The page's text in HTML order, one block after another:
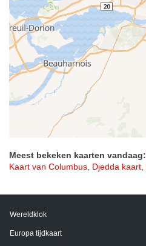
Meest bekeken kaarten vandaag:
Kaart van Columbus, Djedda kaart,
Wereldklok
Europa tijdkaart